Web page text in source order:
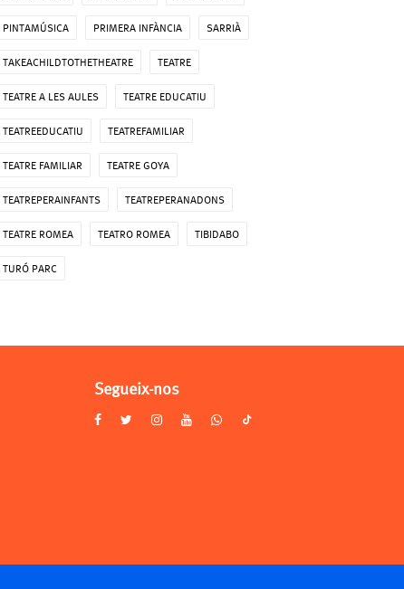
PINTAMÚSICA PRIMERA INFÀNCIA SARRIÀ
TAKEACHILDTOTHETHEATRE TEATRE
TEATRE A LES AULES TEATRE EDUCATIU
TEATREEDUCATIU TEATREFAMILIAR
TEATRE FAMILIAR TEATRE GOYA
TEATREPERAINFANTS TEATREPERANADONS
TEATRE ROMEA TEATRO ROMEA TIBIDABO
TURÓ PARC
Segueix-nos